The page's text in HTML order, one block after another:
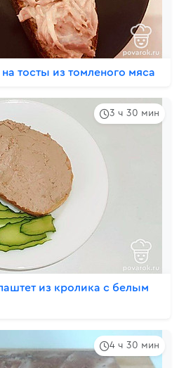
тосты из томленого мяса
3 ч 30 мин
из кролика с белым
4 ч 30 мин